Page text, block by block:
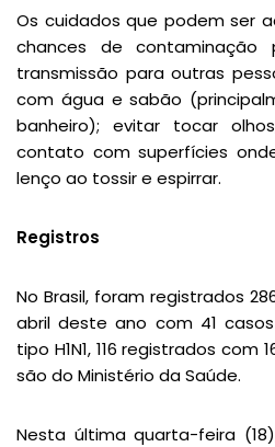
Os cuidados que podem ser
chances de contaminação
transmissão para outras
com água e sabão
banheiro); evitar tocar
contato com superfícies
lenço ao tossir e espirrar.
Registros
No Brasil, foram registrados
abril deste ano com 41
tipo H1N1, 116 registrados com
são do Ministério da Saúde.
Nesta última quarta-feira